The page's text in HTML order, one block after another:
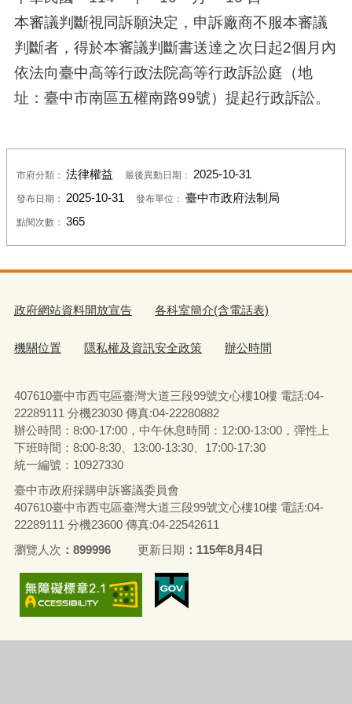
本審議判斷視同訴願決定，申訴廠商不服本審議
判斷者，得於本審議判斷書送達之次日起2個月內
依法向臺中高等行政法院高等行政訴訟庭（地
址：臺中市南區五權南路99號）提起行政訴訟。
市府分類： 法律權益 最後異動日期： 2025-10-31
發布日期： 2025-10-31 發布單位： 臺中市政府法制局
點閱次數： 365
政府網站資料開放宣告 各科室簡介(含電話表)
機關位置 隱私權及資訊安全政策 辦公時間
407610臺中市西屯區臺灣大道三段99號文心樓10樓 電話:04-
22289111 分機23030 傳真:04-22280882
辦公時間：8:00-17:00，中午休息時間：12:00-13:00，彈性上
下班時間：8:00-8:30、13:00-13:30、17:00-17:30
統一編號：10927330
臺中市政府採購申訴審議委員會
407610臺中市西屯區臺灣大道三段99號文心樓10樓 電話:04-
22289111 分機23600 傳真:04-22542611
瀏覽人次
899996 更新日期 115年8月4日